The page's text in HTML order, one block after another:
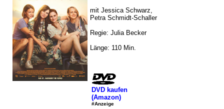
mit Jessica Schwarz,
Petra Schmidt-Schaller
Regie: Julia Becker
Länge: 110 Min.
DVD kaufen
(Amazon)
#Anzeige